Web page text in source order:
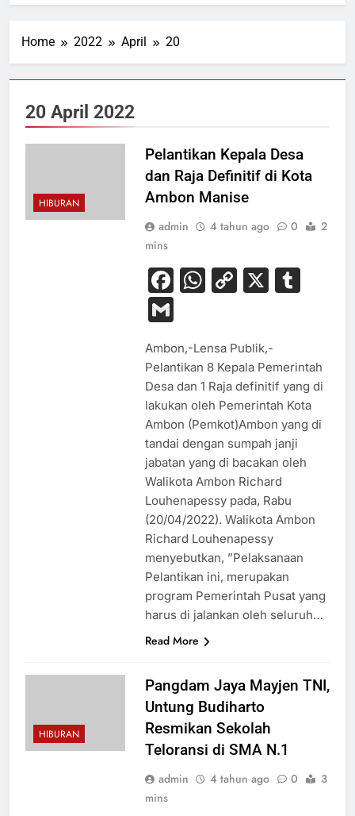
Home 2022 April 20
20 April 2022
HIBURAN
Pelantikan Kepala Desa
dan Raja Definitif di Kota
Ambon Manise
admin 4 tahun ago 0
2
mins
Facebook
WhatsApp
Copy
X
Gmail
Ambon,-Lensa Publik,-
Pelantikan 8 Kepala Pemerintah
Desa dan 1 Raja definitif yang di
lakukan oleh Pemerintah Kota
Ambon (Pemkot)Ambon yang di
tandai dengan sumpah janji
jabatan yang di bacakan oleh
Walikota Ambon Richard
Louhenapessy pada, Rabu
(20/04/2022). Walikota Ambon
Richard Louhenapessy
menyebutkan, ”Pelaksanaan
Pelantikan ini, merupakan
program Pemerintah Pusat yang
harus di jalankan oleh seluruh…
Read More
HIBURAN
Pangdam Jaya Mayjen TNI,
Untung Budiharto
Resmikan Sekolah
Teloransi di SMA N.1
admin 4 tahun ago 0
3
mins